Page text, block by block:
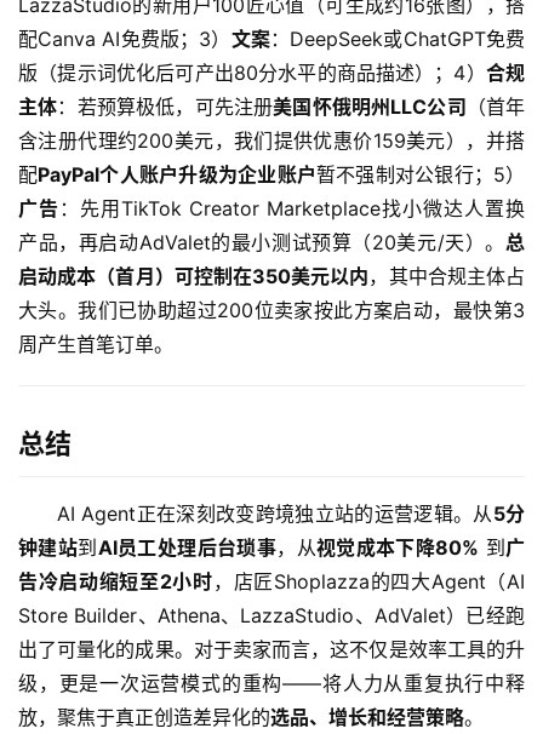
LazzaStudio的新用户100匠心值（可生成约16张图），搭
配Canva AI免费版；3） 文案：DeepSeek或ChatGPT免费
版（提示词优化后可产出80分水平的商品描述）；4） 合规
主体：若预算极低，可先注册美国怀俄明州LLC公司 （首年
含注册代理约200美元，我们提供优惠价159美元），并搭
配PayPal个人账户升级为企业账户暂不强制对公银行；5）
广告 ：先用TikTok Creator Marketplace找小微达人置换
产品，再启动AdValet的最小测试预算（20美元/天）。 总
启动成本（首月）可控制在350美元以内，其中合规主体占
大头。我们已协助超过200位卖家按此方案启动，最快第3
周产生首笔订单。
总结
AI Agent正在深刻改变跨境独立站的运营逻辑。从5分
钟建站到 AI员工处理后台琐事，从视觉成本下降80% 到 广
告冷启动缩短至2小时，店匠Shoplazza的四大Agent（AI
Store Builder、Athena、LazzaStudio、AdValet）已经跑
出了可量化的成果。对于卖家而言，这不仅是效率工具的升
级，更是一次运营模式的重构——将人力从重复执行中释
放，聚焦于真正创造差异化的选品、增长和经营策略。